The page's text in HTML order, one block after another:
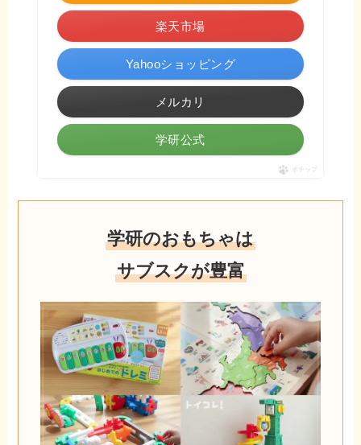
楽天市場
Yahooショッピング
メルカリ
学研公式
ポチップ
学研のおもちゃは
サブスクが豊富